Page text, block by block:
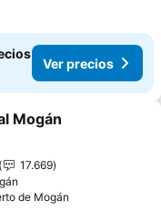
Ver precios
favoritos
Mogán
17.669
de Mogán